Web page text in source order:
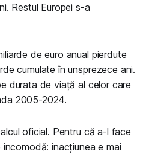
Restul Europei s-a
de euro anual pierdute
cumulate în unsprezece ani.
durata de viață al celor care
2005-2024.
oficial. Pentru că a-l face
inacțiunea e mai